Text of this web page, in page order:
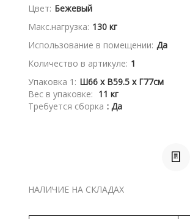
Цвет: Бежевый
Макс.нагрузка: 130 кг
Использование в помещении: Да
Количество в артикуле: 1
Упаковка 1: Ш66 x В59.5 x Г77см
Вес в упаковке: 11 кг
Требуется сборка : Да
НАЛИЧИЕ НА СКЛАДАХ